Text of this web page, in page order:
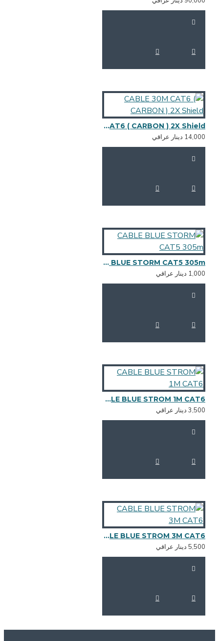
CABLE 30M CAT6 ( CARBON ) 2X Shield
دينار عراقي
CABLE BLUE STORM CAT5 305m
دينار عراقي
CABLE BLUE STROM 1M CAT6
دينار عراقي
CABLE BLUE STROM 3M CAT6
دينار عراقي